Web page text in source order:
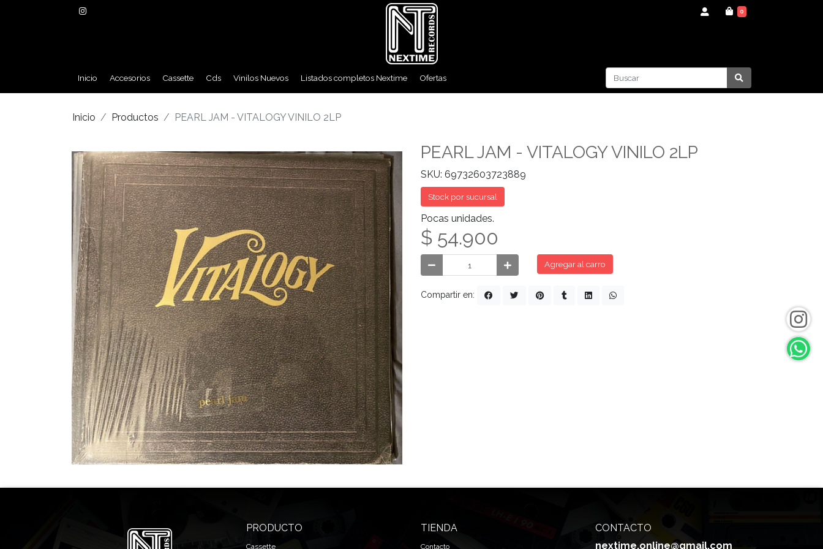
0
Inicio Accesorios Cassette Cds Vinilos Nuevos Listados completos Nextime Ofertas
Inicio Productos PEARL JAM - VITALOGY VINILO 2LP
PEARL JAM - VITALOGY VINILO 2LP
SKU: 69732603723889
Stock por sucursal
Pocas unidades.
$ 54.900
Agregar al carro
Compartir en:
PRODUCTO
Cassette
TIENDA
Contacto
CONTACTO
nextime.online@gmail.com